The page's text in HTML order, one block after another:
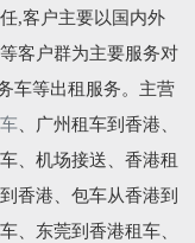
,客户主要以国内外
客户群为主要服务对
车等出租服务。主营
、广州租车到香港、
、机场接送、香港租
香港、包车从香港到
、东莞到香港租车、